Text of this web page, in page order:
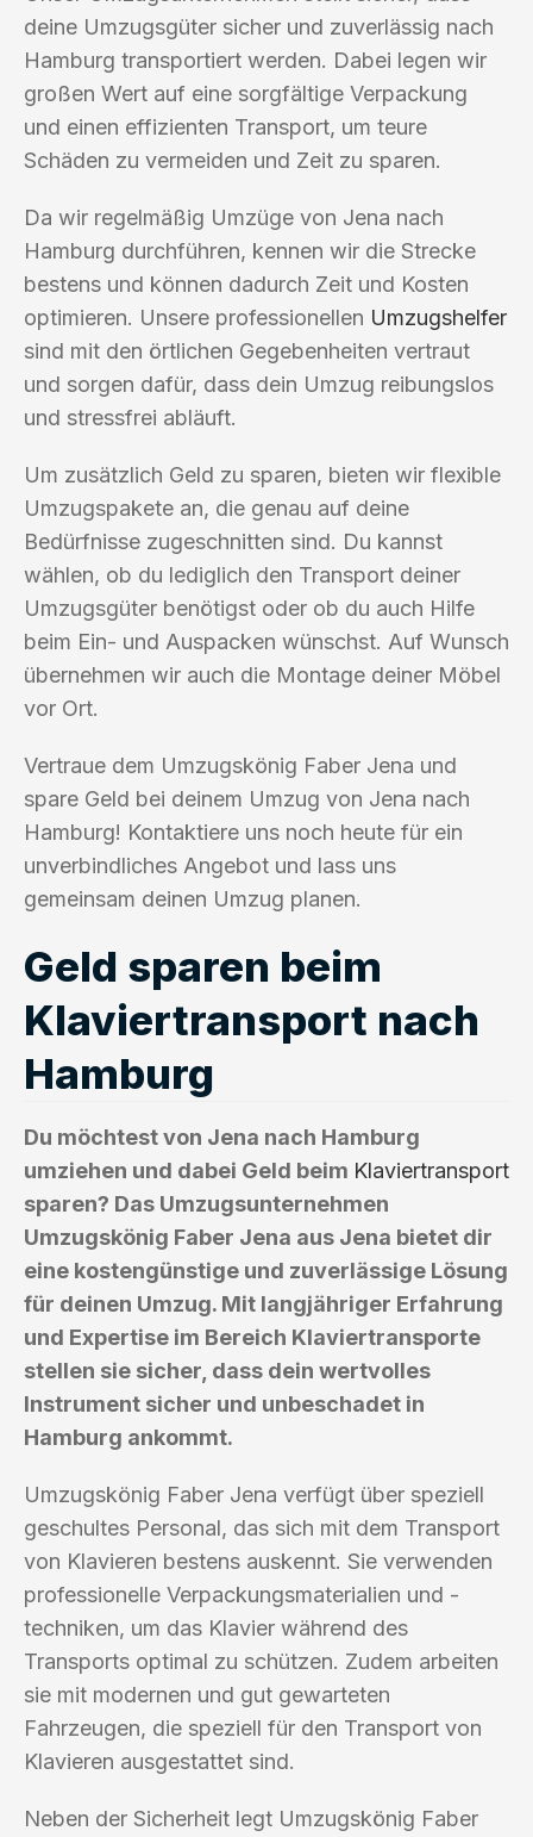
deine Umzugsgüter sicher und zuverlässig nach
Hamburg transportiert werden. Dabei legen wir
großen Wert auf eine sorgfältige Verpackung
und einen effizienten Transport, um teure
Schäden zu vermeiden und Zeit zu sparen.
Da wir regelmäßig Umzüge von Jena nach
Hamburg durchführen, kennen wir die Strecke
bestens und können dadurch Zeit und Kosten
optimieren. Unsere professionellen Umzugshelfer
sind mit den örtlichen Gegebenheiten vertraut
und sorgen dafür, dass dein Umzug reibungslos
und stressfrei abläuft.
Um zusätzlich Geld zu sparen, bieten wir flexible
Umzugspakete an, die genau auf deine
Bedürfnisse zugeschnitten sind. Du kannst
wählen, ob du lediglich den Transport deiner
Umzugsgüter benötigst oder ob du auch Hilfe
beim Ein- und Auspacken wünschst. Auf Wunsch
übernehmen wir auch die Montage deiner Möbel
vor Ort.
Vertraue dem Umzugskönig Faber Jena und
spare Geld bei deinem Umzug von Jena nach
Hamburg! Kontaktiere uns noch heute für ein
unverbindliches Angebot und lass uns
gemeinsam deinen Umzug planen.
Geld sparen beim
Klaviertransport nach
Hamburg
Du möchtest von Jena nach Hamburg
umziehen und dabei Geld beim Klaviertransport
sparen? Das Umzugsunternehmen
Umzugskönig Faber Jena aus Jena bietet dir
eine kostengünstige und zuverlässige Lösung
für deinen Umzug. Mit langjähriger Erfahrung
und Expertise im Bereich Klaviertransporte
stellen sie sicher, dass dein wertvolles
Instrument sicher und unbeschadet in
Hamburg ankommt.
Umzugskönig Faber Jena verfügt über speziell
geschultes Personal, das sich mit dem Transport
von Klavieren bestens auskennt. Sie verwenden
professionelle Verpackungsmaterialien und -
techniken, um das Klavier während des
Transports optimal zu schützen. Zudem arbeiten
sie mit modernen und gut gewarteten
Fahrzeugen, die speziell für den Transport von
Klavieren ausgestattet sind.
Neben der Sicherheit legt Umzugskönig Faber